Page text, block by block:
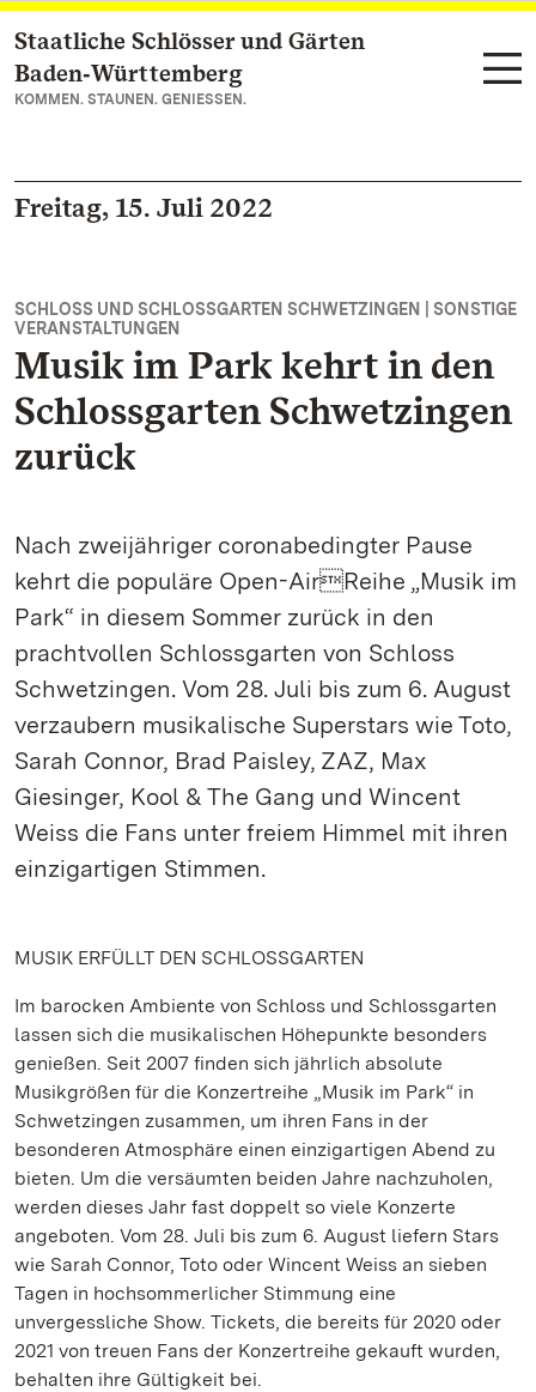
Zum Hauptinhalt springen
Staatliche Schlösser und Gärten
Baden‑Württemberg
KOMMEN. STAUNEN. GENIESSEN.
Freitag, 15. Juli 2022
SCHLOSS UND SCHLOSSGARTEN SCHWETZINGEN | SONSTIGE
VERANSTALTUNGEN
Musik im Park kehrt in den
Schlossgarten Schwetzingen
zurück
Nach zweijähriger coronabedingter Pause
kehrt die populäre Open-AirReihe „Musik im
Park“ in diesem Sommer zurück in den
prachtvollen Schlossgarten von Schloss
Schwetzingen. Vom 28. Juli bis zum 6. August
verzaubern musikalische Superstars wie Toto,
Sarah Connor, Brad Paisley, ZAZ, Max
Giesinger, Kool & The Gang und Wincent
Weiss die Fans unter freiem Himmel mit ihren
einzigartigen Stimmen.
MUSIK ERFÜLLT DEN SCHLOSSGARTEN
Im barocken Ambiente von Schloss und Schlossgarten
lassen sich die musikalischen Höhepunkte besonders
genießen. Seit 2007 finden sich jährlich absolute
Musikgrößen für die Konzertreihe „Musik im Park“ in
Schwetzingen zusammen, um ihren Fans in der
besonderen Atmosphäre einen einzigartigen Abend zu
bieten. Um die versäumten beiden Jahre nachzuholen,
werden dieses Jahr fast doppelt so viele Konzerte
angeboten. Vom 28. Juli bis zum 6. August liefern Stars
wie Sarah Connor, Toto oder Wincent Weiss an sieben
Tagen in hochsommerlicher Stimmung eine
unvergessliche Show. Tickets, die bereits für 2020 oder
2021 von treuen Fans der Konzertreihe gekauft wurden,
behalten ihre Gültigkeit bei.